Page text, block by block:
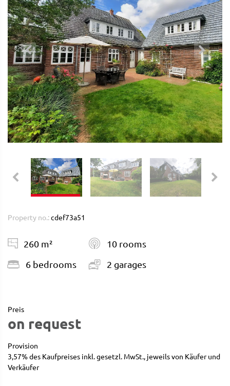
Property no.:cdef73a51
260 m²
6 bedrooms
10 rooms
2 garages
Preis
on request
Provision
3,57% des Kaufpreises inkl. gesetzl. MwSt., jeweils von Käufer und
Verkäufer